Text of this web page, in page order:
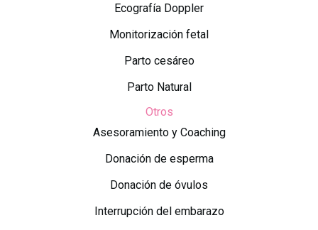
Ecografía Doppler
Monitorización fetal
Parto cesáreo
Parto Natural
Otros
Asesoramiento y Coaching
Donación de esperma
Donación de óvulos
Interrupción del embarazo